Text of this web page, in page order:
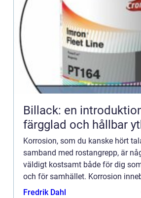
Billack: en
färgglad och hållbar
Korrosion, som du kanske hört
samband med rostangrepp, är
väldigt kostsamt både för dig
och för samhället. Korrosion
att ett material, va...
Fredrik Dahl